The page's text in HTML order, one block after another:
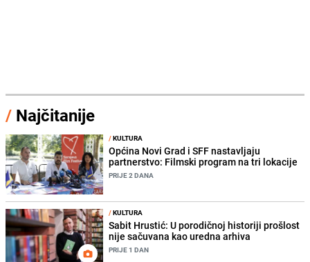
/ Najčitanije
/KULTURA
Općina Novi Grad i SFF nastavljaju
partnerstvo: Filmski program na tri lokacije
PRIJE 2 DANA
/KULTURA
Sabit Hrustić: U porodičnoj historiji prošlost
nije sačuvana kao uredna arhiva
PRIJE 1 DAN